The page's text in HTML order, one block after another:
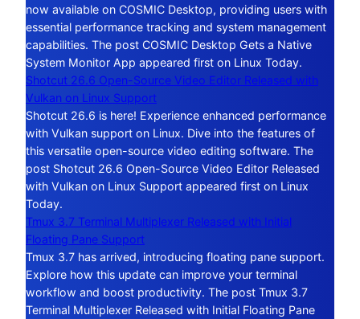
now available on COSMIC Desktop, providing users with
essential performance tracking and system management
capabilities. The post COSMIC Desktop Gets a Native
System Monitor App appeared first on Linux Today.
Shotcut 26.6 Open-Source Video Editor Released with
Vulkan on Linux Support
Shotcut 26.6 is here! Experience enhanced performance
with Vulkan support on Linux. Dive into the features of
this versatile open-source video editing software. The
post Shotcut 26.6 Open-Source Video Editor Released
with Vulkan on Linux Support appeared first on Linux
Today.
Tmux 3.7 Terminal Multiplexer Released with Initial
Floating Pane Support
Tmux 3.7 has arrived, introducing floating pane support.
Explore how this update can improve your terminal
workflow and boost productivity. The post Tmux 3.7
Terminal Multiplexer Released with Initial Floating Pane